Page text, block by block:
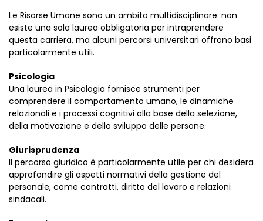
Le Risorse Umane sono un ambito multidisciplinare: non
esiste una sola laurea obbligatoria per intraprendere
questa carriera, ma alcuni percorsi universitari offrono basi
particolarmente utili.
Psicologia
Una laurea in Psicologia fornisce strumenti per
comprendere il comportamento umano, le dinamiche
relazionali e i processi cognitivi alla base della selezione,
della motivazione e dello sviluppo delle persone.
Giurisprudenza
Il percorso giuridico è particolarmente utile per chi desidera
approfondire gli aspetti normativi della gestione del
personale, come contratti, diritto del lavoro e relazioni
sindacali.